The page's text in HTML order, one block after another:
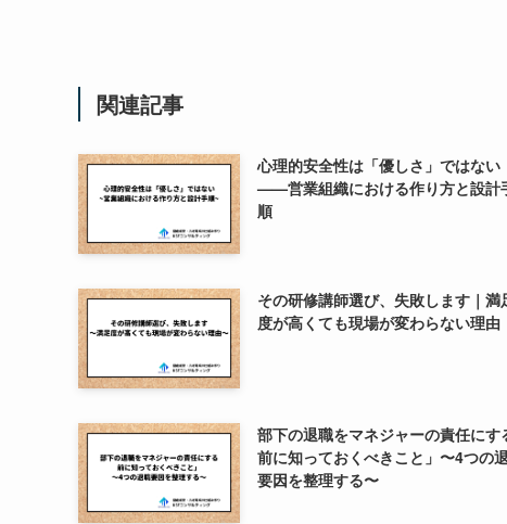
関連記事
心理的安全性は「優しさ」ではない
——営業組織における作り方と設計
順
その研修講師選び、失敗します｜満
度が高くても現場が変わらない理由
部下の退職をマネジャーの責任にす
前に知っておくべきこと」〜4つの
要因を整理する〜